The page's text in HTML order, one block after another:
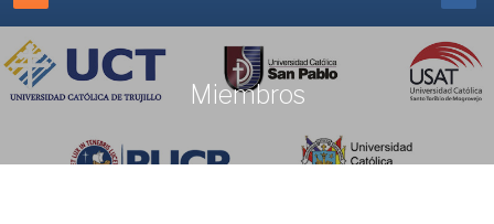
Miembros